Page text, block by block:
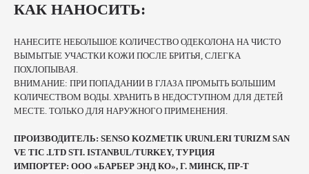
КАК НАНОСИТЬ:
НАНЕСИТЕ НЕБОЛЬШОЕ КОЛИЧЕСТВО ОДЕКОЛОНА НА ЧИСТО
ВЫМЫТЫЕ УЧАСТКИ КОЖИ ПОСЛЕ БРИТЬЯ, СЛЕГКА
ПОХЛОПЫВАЯ.
ВНИМАНИЕ: ПРИ ПОПАДАНИИ В ГЛАЗА ПРОМЫТЬ БОЛЬШИМ
КОЛИЧЕСТВОМ ВОДЫ. ХРАНИТЬ В НЕДОСТУПНОМ ДЛЯ ДЕТЕЙ
МЕСТЕ. ТОЛЬКО ДЛЯ НАРУЖНОГО ПРИМЕНЕНИЯ.
ПРОИЗВОДИТЕЛЬ: SENSO KOZMETIK URUNLERI TURIZM SAN
VE TIC .LTD STI. ISTANBUL/TURKEY, ТУРЦИЯ
ИМПОРТЕР: ООО «БАРБЕР ЭНД КО», Г. МИНСК, ПР-Т